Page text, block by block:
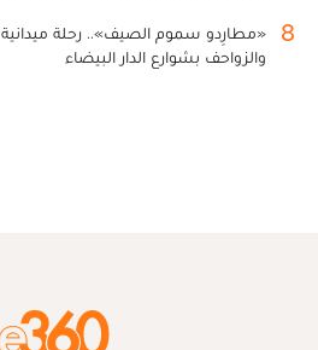
8
«مطارِدو سموم الصيف».. رحلة
والزواحف بشوارع الدار البيضاء